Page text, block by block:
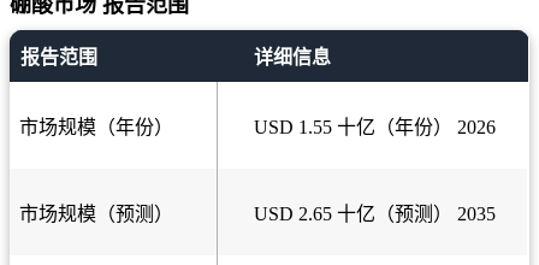
硼酸市场 报告范围
报告范围 详细信息
市场规模（年份） USD 1.55 十亿（年份） 2026
市场规模（预测） USD 2.65 十亿（预测） 2035